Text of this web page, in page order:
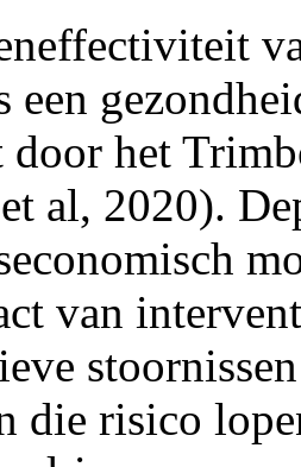
een
door het
al, 2020).
van
die risico